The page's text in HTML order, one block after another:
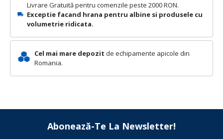
Livrare Gratuită pentru comenzile peste 2000 RON.
Exceptie facand hrana pentru albine si produsele cu
volumetrie ridicata.
Cel mai mare depozit de echipamente apicole din
Romania.
Abonează-Te La Newsletter!